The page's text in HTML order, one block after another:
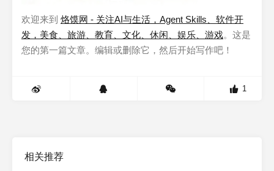
欢迎来到 烙馍网 - 关注AI与生活，Agent Skills、软件开
发，美食、旅游、教育、文化、休闲、娱乐、游戏。这是
您的第一篇文章。编辑或删除它，然后开始写作吧！
1
相关推荐